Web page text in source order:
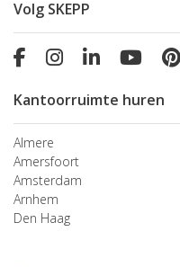
Volg SKEPP
Kantoorruimte huren
Almere
Amersfoort
Amsterdam
Arnhem
Den Haag